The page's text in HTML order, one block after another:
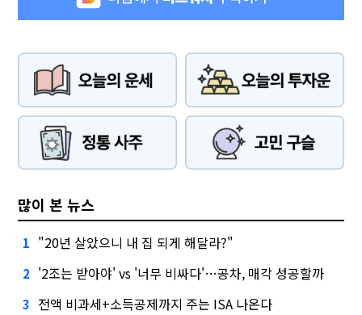
많이 본 뉴스
1 "20년 살았으니 내 집 되게 해달라?"
2 '2조는 받아야' vs '너무 비싸다'…공차, 매각 성공할까
3 전액 비과세+소득공제까지 주는 ISA 나온다